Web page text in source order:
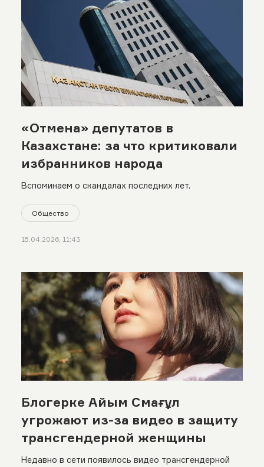
«Отмена» депутатов в
Казахстане: за что критиковали
избранников народа
Вспоминаем о скандалах последних лет.
Общество
15.04.2026, 11:43
Блогерке Айым Смағұл
угрожают из-за видео в защиту
трансгендерной женщины
Недавно в сети появилось видео трансгендерной